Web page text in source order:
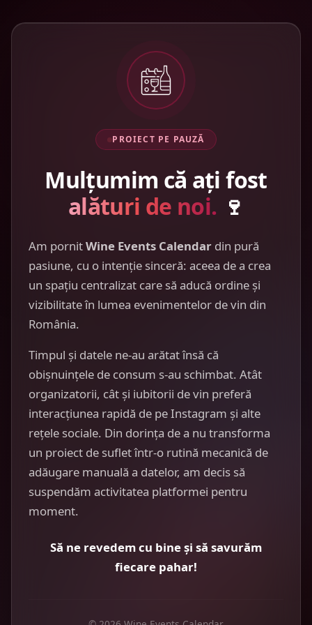
PROIECT PE PAUZĂ
Mulțumim că ați fost
alături de noi. 🍷
Am pornitWine Events Calendar din pură
pasiune, cu o intenție sinceră: aceea de a crea
un spațiu centralizat care să aducă ordine și
vizibilitate în lumea evenimentelor de vin din
România.
Timpul și datele ne-au arătat însă că
obișnuințele de consum s-au schimbat. Atât
organizatorii, cât și iubitorii de vin preferă
interacțiunea rapidă de pe Instagram și alte
rețele sociale. Din dorința de a nu transforma
un proiect de suflet într-o rutină mecanică de
adăugare manuală a datelor, am decis să
suspendăm activitatea platformei pentru
moment.
Să ne revedem cu bine și să savurăm
fiecare pahar!